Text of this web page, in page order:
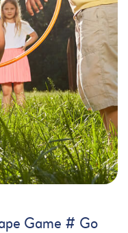
Game # Go